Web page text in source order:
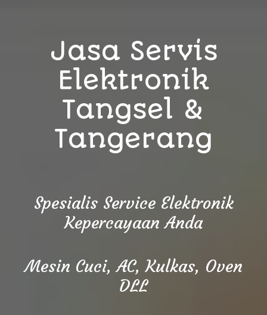
Jasa Servis
Elektronik
Tangsel &
Tangerang
Spesialis Service Elektronik
Kepercayaan Anda
Mesin Cuci, AC, Kulkas, Oven
DLL